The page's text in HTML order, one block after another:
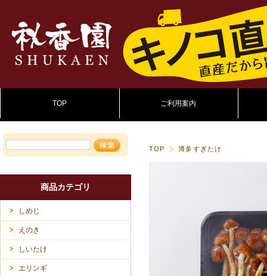
TOP ご利用案内
TOP 博多すぎたけ
商品カテゴリ
しめじ
えのき
しいたけ
エリンギ